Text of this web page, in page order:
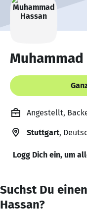
Muhammad
Angestellt,
Stuttgart,
Logg Dich ein, um
Suchst Du
Hassan?